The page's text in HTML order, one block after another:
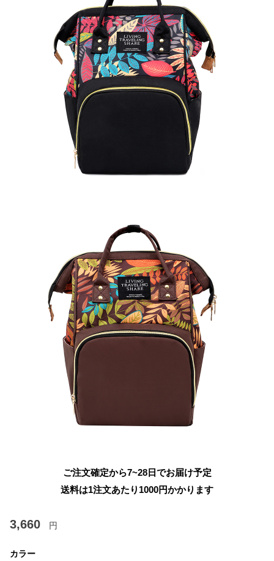
ご注文確定から7~28日でお届け予定
送料は1注文あたり 1000円かかります
3,660 円
カラー